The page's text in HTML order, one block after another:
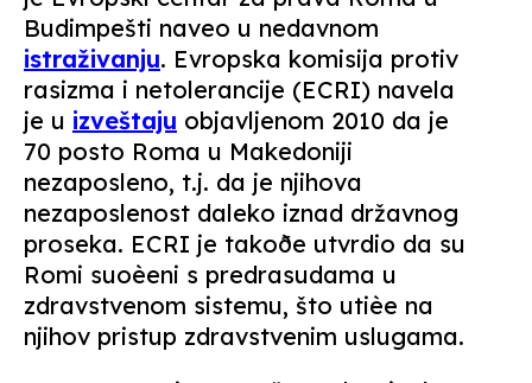
Budimpešti naveo u nedavnom
istraživanju. Evropska komisija protiv
rasizma i netolerancije (ECRI) navela
je u izveštaju objavljenom 2010 da je
70 posto Roma u Makedoniji
nezaposleno, t.j. da je njihova
nezaposlenost daleko iznad državnog
proseka. ECRI je takoðe utvrdio da su
Romi suoèeni s predrasudama u
zdravstvenom sistemu, što utièe na
njihov pristup zdravstvenim uslugama.